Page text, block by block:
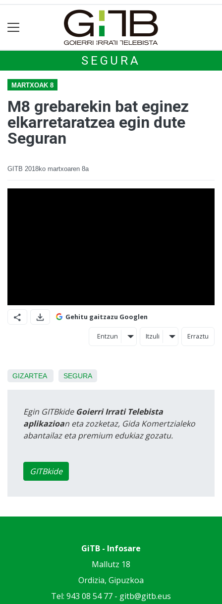
SEGURA
MARTXOAK 8
M8 grebarekin bat eginez
elkarretaratzea egin dute
Seguran
GITB 2018ko martxoaren 8a
Gehitu gaitzazu Googlen
Entzun Itzuli Erraztu
GIZARTEA SEGURA
Egin GITBkide Goierri Irrati Telebista
aplikazioan eta zozketaz, Gida Komertzialeko
abantailaz eta premium edukiaz gozatu.
GITBkide
GiTB - Infosare
Mallutz 18
Ordizia, Gipuzkoa
Tel: 943 08 54 77 - gitb@gitb.eus